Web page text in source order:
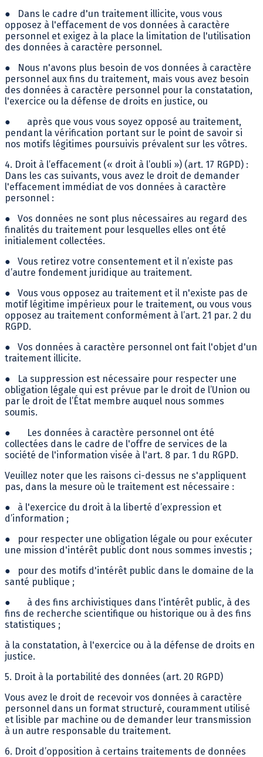
●
Dans le cadre d'un traitement illicite, vous vous
opposez à l'effacement de vos données à caractère
personnel et exigez à la place la limitation de l'utilisation
des données à caractère personnel.
●
Nous n'avons plus besoin de vos données à caractère
personnel aux fins du traitement, mais vous avez besoin
des données à caractère personnel pour la constatation,
l'exercice ou la défense de droits en justice, ou
● après que vous vous soyez opposé au traitement,
pendant la vérification portant sur le point de savoir si
nos motifs légitimes poursuivis prévalent sur les vôtres.
4. Droit à l’effacement (« droit à l’oubli ») (art. 17 RGPD) :
Dans les cas suivants, vous avez le droit de demander
l'effacement immédiat de vos données à caractère
personnel :
● Vos données ne sont plus nécessaires au regard des
finalités du traitement pour lesquelles elles ont été
initialement collectées.
● Vous retirez votre consentement et il n’existe pas
d’autre fondement juridique au traitement.
● Vous vous opposez au traitement et il n'existe pas de
motif légitime impérieux pour le traitement, ou vous vous
opposez au traitement conformément à l’art. 21 par. 2 du
RGPD.
● Vos données à caractère personnel ont fait l'objet d'un
traitement illicite.
●
La suppression est nécessaire pour respecter une
obligation légale qui est prévue par le droit de l’Union ou
par le droit de l’État membre auquel nous sommes
soumis.
●
Les données à caractère personnel ont été
collectées dans le cadre de l'offre de services de la
société de l'information visée à l'art. 8 par. 1 du RGPD.
Veuillez noter que les raisons ci-dessus ne s'appliquent
pas, dans la mesure où le traitement est nécessaire :
● à l'exercice du droit à la liberté d’expression et
d’information ;
●
pour respecter une obligation légale ou pour exécuter
une mission d'intérêt public dont nous sommes investis ;
●
pour des motifs d'intérêt public dans le domaine de la
santé publique ;
● à des fins archivistiques dans l'intérêt public, à des
fins de recherche scientifique ou historique ou à des fins
statistiques ;
à la constatation, à l'exercice ou à la défense de droits en
justice.
5. Droit à la portabilité des données (art. 20 RGPD)
Vous avez le droit de recevoir vos données à caractère
personnel dans un format structuré, couramment utilisé
et lisible par machine ou de demander leur transmission
à un autre responsable du traitement.
6. Droit d’opposition à certains traitements de données